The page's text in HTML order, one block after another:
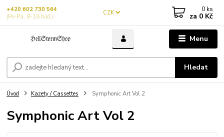
Menu
CZK
Hledat
+420 602 730 564
(Po-Pá, 8-16 hod.)
0 ks
za 0 Kč
Úvod Kazety / Cassettes Symphonic Art Vol 2
Symphonic Art Vol 2